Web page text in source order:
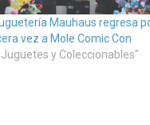
Mauhaus regresa
vez a Mole Comic Con
y Coleccionables"